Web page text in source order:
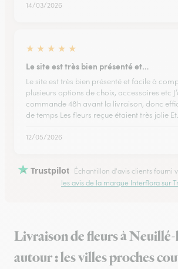
14/03/2026
★ ★ ★ ★ ★
Le site est très bien présenté et…
Le site est très bien présenté et facile à
plusieurs options de choix, accessoires etc
commande 48h avant la livraison, donc
de temps Les fleurs reçue étaient très jolie
12/05/2026
Trustpilot Échantillon d'avis clients fourni
les avis de la marque Interflora sur
Livraison de fleurs à
autour : les villes proches